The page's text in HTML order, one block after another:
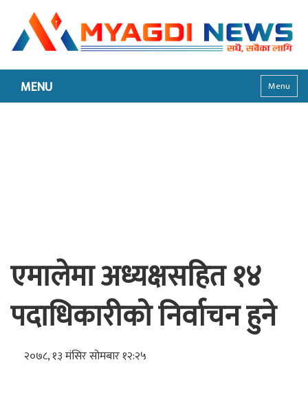
MENU Menu
एमालेमा अध्यक्षसहित १४
पदाधिकारीको निर्वाचन हुने
२०७८, १३ मंसिर सोमबार १२:२५